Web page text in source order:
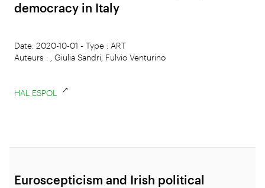
democracy in Italy
Date: 2020-10-01 - Type : ART
Auteurs : , Giulia Sandri, Fulvio Venturino
HAL ESPOL
Euroscepticism and Irish political